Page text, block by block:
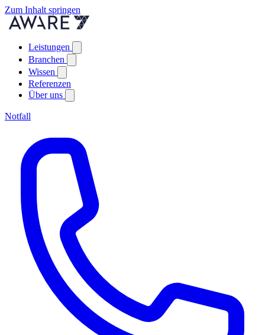
Zum Inhalt springen
Leistungen
Branchen
Wissen
Referenzen
Über uns
Notfall